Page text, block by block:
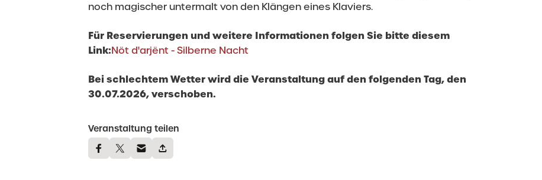
noch magischer untermalt von den Klängen eines Klaviers.
Für Reservierungen und weitere Informationen folgen Sie bitte diesem
Link:Nöt d'arjënt - Silberne Nacht
Bei schlechtem Wetter wird die Veranstaltung auf den folgenden Tag, den
30.07.2026, verschoben.
Veranstaltung teilen